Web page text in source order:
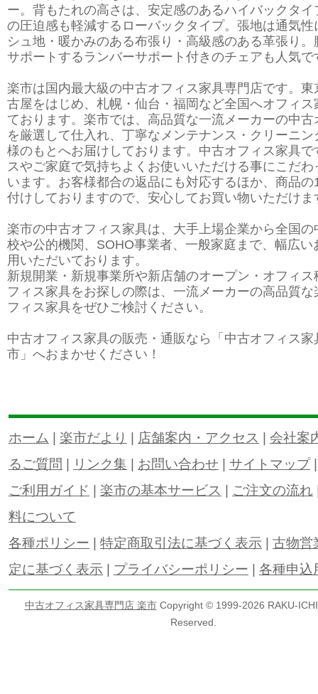
ー。背もたれの高さは、安定感のあるハイバックタイ
の圧迫感も軽減するローバックタイプ。張地は通気性
シュ地・暖かみのある布張り・高級感のある革張り
サポートするランバーサポート付きのチェアも人気で
楽市は国内最大級の中古オフィス家具専門店です。東
古屋をはじめ、札幌・仙台・福岡など全国へオフィス
ております。楽市では、高品質な一流メーカーの中古
を厳選して仕入れ、丁寧なメンテナンス・クリーニ
様のもとへお届けしております。中古オフィス家具で
スやご家庭で気持ちよくお使いいただける事にこだ
います。お客様都合の返品にも対応するほか、商品の
付けしておりますので、安心してお買い物いただけま
楽市の中古オフィス家具は、大手上場企業から全国の
校や公的機関、SOHO事業者、一般家庭まで、幅広い
用いただいております。
新規開業・新規事業所や新店舗のオープン・オフィス
フィス家具をお探しの際は、一流メーカーの高品質
フィス家具をぜひご検討ください。
中古オフィス家具の販売・通販なら「中古オフィス家
市」へおまかせください！
ホーム | 楽市だより | 店舗案内・アクセス | 会社案
るご質問 | リンク集 | お問い合わせ | サイトマップ
ご利用ガイド | 楽市の基本サービス | ご注文の流れ
料について
各種ポリシー | 特定商取引法に基づく表示 | 古物営
定に基づく表示 | プライバシーポリシー | 各種申込
中古オフィス家具専門店 楽市Copyright © 1999-2026 RAKU-
Reserved.